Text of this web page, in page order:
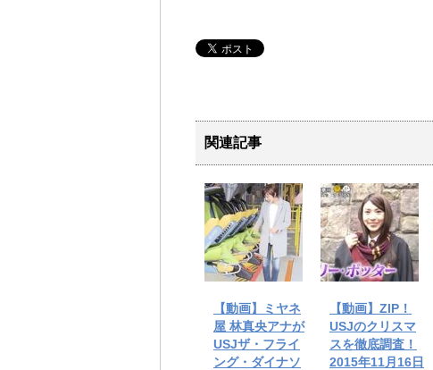
関連記事
【動画】ミヤネ
屋 林真央アナが
USJザ・フライ
ング・ダイナソ
【動画】ZIP！
USJのクリスマ
スを徹底調査！
2015年11月16日